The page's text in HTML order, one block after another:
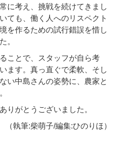
に考え、挑戦を続けてきまし
ても、働く人へのリスペクト
を作るための試行錯誤を惜し
。
ことで、スタッフが自ら考
ます。真っ直ぐで柔軟、そし
い中島さんの姿勢に、農家と
りがとうございました。
（執筆:柴萌子/編集:ひのりほ）